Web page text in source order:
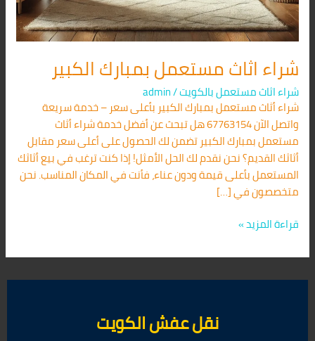
شراء اثاث مستعمل بمبارك الكبير
شراء اثاث مستعمل بالكويت/
admin
شراء أثاث مستعمل بمبارك الكبير بأعلى سعر – خدمة سريعة
واتصل الآن 67763154 هل تبحث عن أفضل خدمة شراء أثاث
مستعمل بمبارك الكبير تضمن لك الحصول على أعلى سعر مقابل
أثاثك القديم؟ نحن نقدم لك الحل الأمثل! إذا كنت ترغب في بيع أثاثك
المستعمل بأعلى قيمة ودون عناء، فأنت في المكان المناسب. نحن
متخصصون في […]
قراءة المزيد »
نقل عفش الكويت